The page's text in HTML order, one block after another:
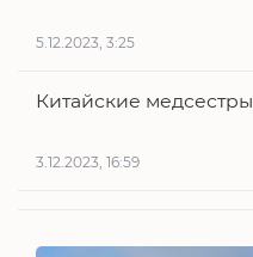
5.12.2023, 3:25
Китайские медсестры
3.12.2023, 16:59